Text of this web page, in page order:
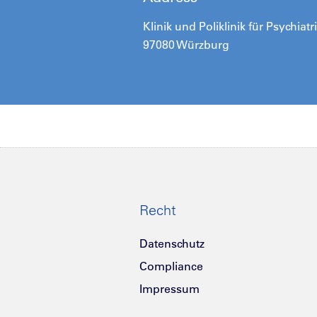
Klinik und Poliklinik für
97080 Würzburg
Recht
Datenschutz
Compliance
Impressum